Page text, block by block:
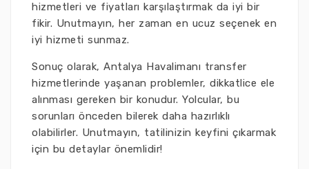
hizmetleri ve fiyatları karşılaştırmak da iyi bir
fikir. Unutmayın, her zaman en ucuz seçenek en
iyi hizmeti sunmaz.
Sonuç olarak, Antalya Havalimanı transfer
hizmetlerinde yaşanan problemler, dikkatlice ele
alınması gereken bir konudur. Yolcular, bu
sorunları önceden bilerek daha hazırlıklı
olabilirler. Unutmayın, tatilinizin keyfini çıkarmak
için bu detaylar önemlidir!